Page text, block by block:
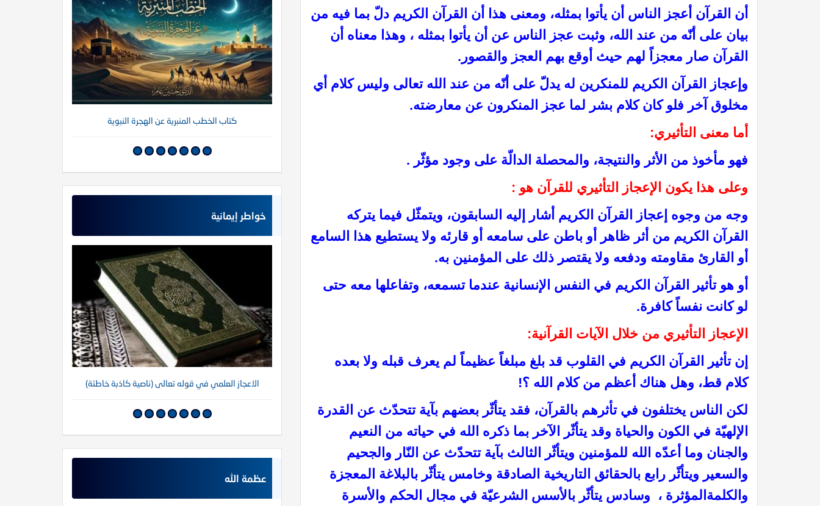
أن القرآن أعجز الناس أن يأتوا بمثله، ومعنى هذا أن القرآن الكريم دلّ بما فيه من
بيان على أنّه من عند الله، وثبت عجز الناس عن أن يأتوا بمثله ، وهذا معناه أن
القرآن صار معجزاً لهم حيث أوقع بهم العجز والقصور.
وإعجاز القرآن الكريم للمنكرين له يدلّ على أنّه من عند الله تعالى وليس كلام أي
مخلوق آخر فلو كان كلام بشر لما عجز المنكرون عن معارضته.
أما معنى التأثيري:
فهو مأخوذ من الأثر والنتيجة، والمحصلة الدالّة على وجود مؤثّر .
وعلى هذا يكون الإعجاز التأثيري للقرآن هو :
وجه من وجوه إعجاز القرآن الكريم أشار إليه السابقون، ويتمثّل فيما يتركه
القرآن الكريم من أثر ظاهر أو باطن على سامعه أو قارئه ولا يستطيع هذا السامع
أو القارئ مقاومته ودفعه ولا يقتصر ذلك على المؤمنين به.
أو هو تأثير القرآن الكريم في النفس الإنسانية عندما تسمعه، وتفاعلها معه حتى
لو كانت نفساً كافرة.
الإعجاز التأثيري من خلال الآيات القرآنية:
إن تأثير القرآن الكريم في القلوب قد بلغ مبلغاً عظيماً لم يعرف قبله ولا بعده
كلام قط، وهل هناك أعظم من كلام الله ؟!
لكن الناس يختلفون في تأثرهم بالقرآن، فقد يتأثّر بعضهم بآية تتحدّث عن القدرة
الإلهيّة في الكون والحياة وقد يتأثّر الآخر بما ذكره الله في حياته من النعيم
والجنان وما أعدّه الله للمؤمنين ويتأثّر الثالث بآية تتحدّث عن النّار والجحيم
والسعير ويتأثّر رابع بالحقائق التاريخية الصادقة وخامس يتأثّر بالبلاغة المعجزة
والكلمةالمؤثرة ، وسادس يتأثّر بالأسس الشرعيّة في مجال الحكم والأسرة
كتاب الخطب المنبرية عن الهجرة النبوية
خواطر إيمانية
الميزان د. محمد عبد المنعم أما القــرونُ فإنهــا لأبيكِ الاعجاز العلمي في قوله تعالى (ناصية كاذبة خاطئة)
عظمة الله